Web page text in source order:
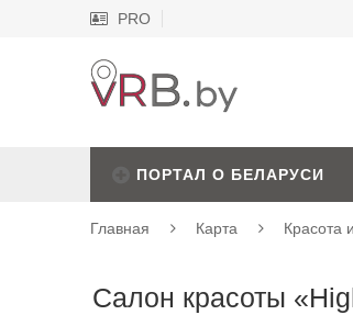
PRO
ПОРТАЛ О БЕЛАРУСИ
Главная Карта Красота
Салон красоты